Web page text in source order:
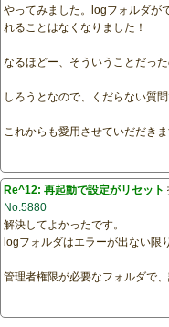
やってみました。logフォルダが
れることはなくなりました！
なるほどー、そういうことだった
しろうとなので、くだらない質
これからも愛用させていだだき
Re^12: 再起動で設定がリセット
No.5880
解決してよかったです。
logフォルダはエラーが出ない限
管理者権限が必要なフォルダで